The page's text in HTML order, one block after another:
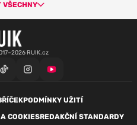
VŠECHNY
RUIK.cz
PODMÍNKY UŽITÍ
COOKIESREDAKČNÍ STANDARDY